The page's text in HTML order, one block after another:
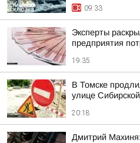
09:33
Эксперты
предприятия
19:35
В Томске
улице Сибирской
20:18
Дмитрий